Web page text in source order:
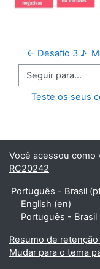
← Desafio 3 ♪
Seguir para...
Teste os seus
Você acessou como
RC20242
Português - Brasil
English ‎(en)‎
Português - Brasil
Resumo de
Mudar para o tema